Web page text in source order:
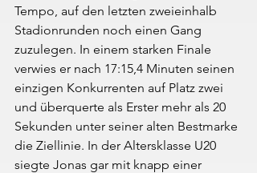
Tempo, auf den letzten zweieinhalb
Stadionrunden noch einen Gang
zuzulegen. In einem starken Finale
verwies er nach 17:15,4 Minuten seinen
einzigen Konkurrenten auf Platz zwei
und überquerte als Erster mehr als 20
Sekunden unter seiner alten Bestmarke
die Ziellinie. In der Altersklasse U20
siegte Jonas gar mit knapp einer